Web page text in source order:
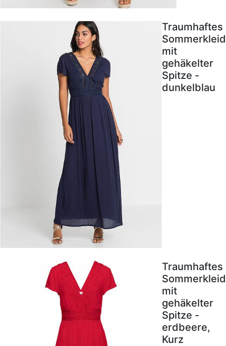
Traumhaftes
Sommerkleid
mit
gehäkelter
Spitze -
dunkelblau
Traumhaftes
Sommerkleid
mit
gehäkelter
Spitze -
erdbeere,
Kurz